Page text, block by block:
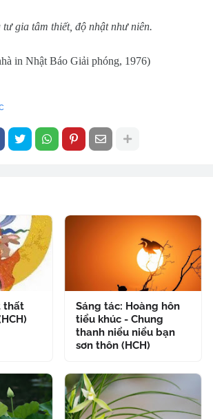
gia tâm thiết, độ nhật như niên.
in Nhật Báo Giải phóng, 1976)
thất
Sáng tác: Hoàng hôn
tiểu khúc - Chung
thanh niểu niểu bạn
sơn thôn (HCH)